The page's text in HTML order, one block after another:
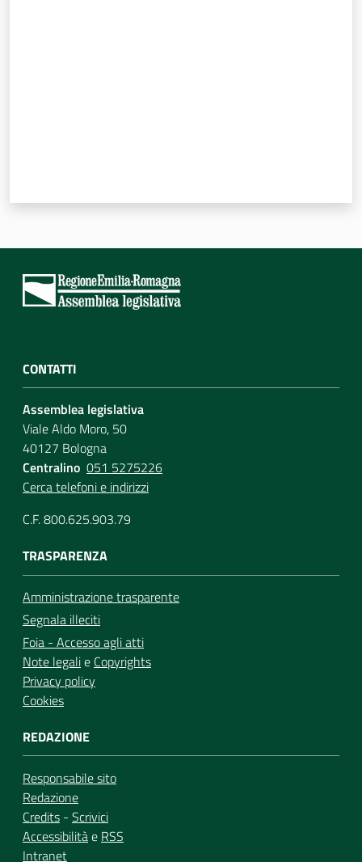
CONTATTI
Assemblea legislativa
Viale Aldo Moro, 50
40127 Bologna
Centralino 051 5275226
Cerca telefoni e indirizzi
C.F. 800.625.903.79
TRASPARENZA
Amministrazione trasparente
Segnala illeciti
Foia - Accesso agli atti
Note legalie Copyrights
Privacy policy
Cookies
REDAZIONE
Responsabile sito
Redazione
Credits - Scrivici
Accessibilitàe RSS
Intranet